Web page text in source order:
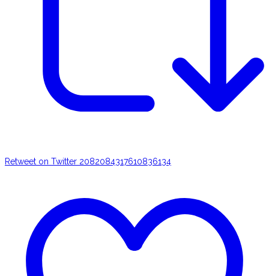
Retweet on Twitter 2082084317610836134